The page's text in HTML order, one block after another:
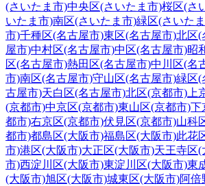
(さいたま市)中央区(さいたま市)桜区(さ
いたま市)南区(さいたま市)緑区(さいた
市)千種区(名古屋市)東区(名古屋市)北区(
屋市)中村区(名古屋市)中区(名古屋市)昭
区(名古屋市)熱田区(名古屋市)中川区(名
市)南区(名古屋市)守山区(名古屋市)緑区(
古屋市)天白区(名古屋市)北区(京都市) 上
(京都市)中京区(京都市)東山区(京都市)下
都市)右京区(京都市)伏見区(京都市)山科
都市)都島区(大阪市)福島区(大阪市)此花
市)港区(大阪市)大正区(大阪市)天王寺区(
市)西淀川区(大阪市)東淀川区(大阪市)東
(大阪市)旭区(大阪市)城東区(大阪市)阿倍